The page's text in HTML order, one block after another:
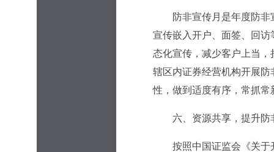
防非宣传月是年度防非宣
宣传嵌入开户、面签、回
态化宣传，减少客户上当
辖区内证券经营机构开展
性，做到适度有序，常抓常
六、资源共享，提升防
按照中国证监会《关于开